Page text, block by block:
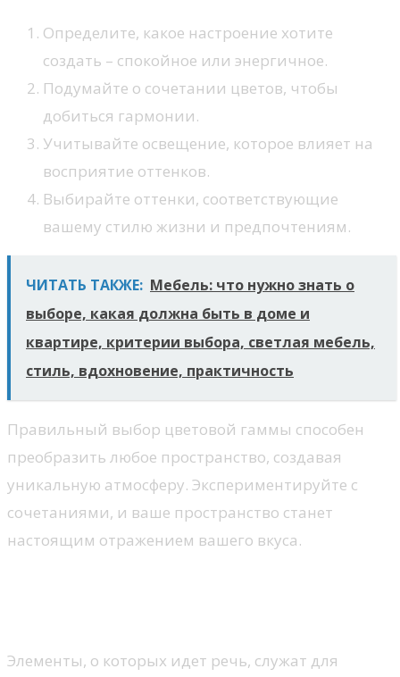
Определите, какое настроение хотите
создать – спокойное или энергичное.
Подумайте о сочетании цветов, чтобы
добиться гармонии.
Учитывайте освещение, которое влияет на
восприятие оттенков.
Выбирайте оттенки, соответствующие
вашему стилю жизни и предпочтениям.
ЧИТАТЬ ТАКЖЕ: Мебель: что нужно знать о
выборе, какая должна быть в доме и
квартире, критерии выбора, светлая мебель,
стиль, вдохновение, практичность
Правильный выбор цветовой гаммы способен
преобразить любое пространство, создавая
уникальную атмосферу. Экспериментируйте с
сочетаниями, и ваше пространство станет
настоящим отражением вашего вкуса.
Элементы, о которых идет речь, служат для